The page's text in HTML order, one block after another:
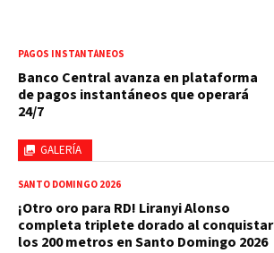
GALERÍA
PAGOS INSTANTÁNEOS
Banco Central avanza en plataforma
de pagos instantáneos que operará
24/7
SANTO DOMINGO 2026
¡Otro oro para RD! Liranyi Alonso
completa triplete dorado al conquistar
los 200 metros en Santo Domingo 2026